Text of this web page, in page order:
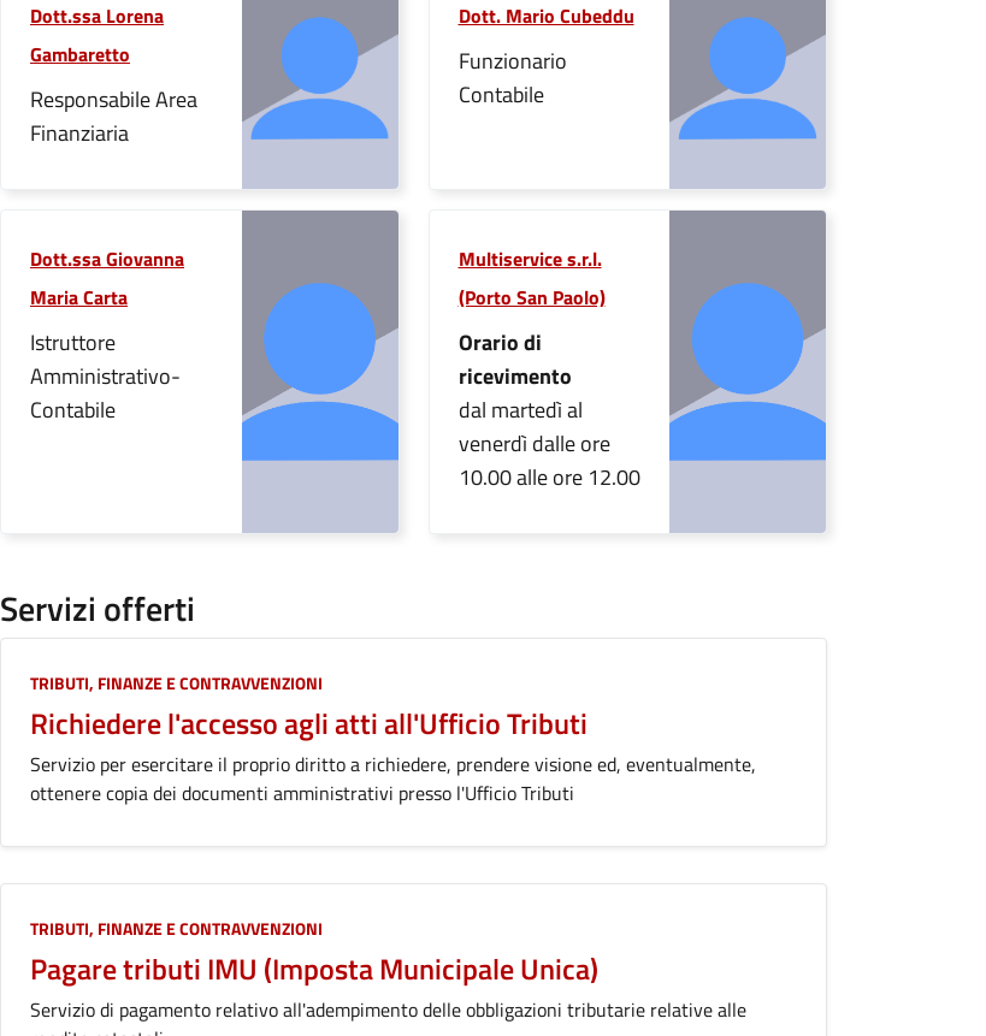
Dott.ssa Lorena
Gambaretto
Responsabile Area
Finanziaria
Dott. Mario Cubeddu
Funzionario
Contabile
Dott.ssa Giovanna
Maria Carta
Istruttore
Amministrativo-
Contabile
Multiservice s.r.l.
(Porto San Paolo)
Orario di
ricevimento
dal martedì al
venerdì dalle ore
10.00 alle ore 12.00
Servizi offerti
Categoria:
TRIBUTI, FINANZE E CONTRAVVENZIONI
Richiedere l'accesso agli atti all'Ufficio Tributi
Servizio per esercitare il proprio diritto a richiedere, prendere visione ed, eventualmente,
ottenere copia dei documenti amministrativi presso l'Ufficio Tributi
Categoria:
TRIBUTI, FINANZE E CONTRAVVENZIONI
Pagare tributi IMU (Imposta Municipale Unica)
Servizio di pagamento relativo all'adempimento delle obbligazioni tributarie relative alle